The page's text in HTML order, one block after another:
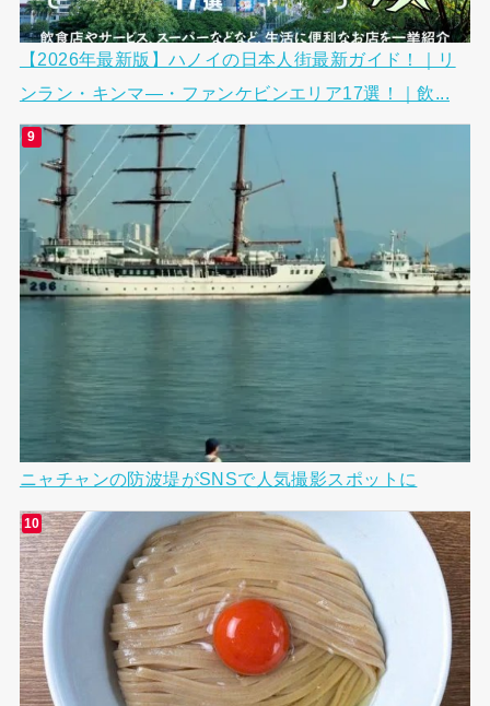
【2026年最新版】ハノイの日本人街最新ガイド！｜リ
ンラン・キンマ―・ファンケビンエリア17選！｜飲...
ニャチャンの防波堤がSNSで人気撮影スポットに